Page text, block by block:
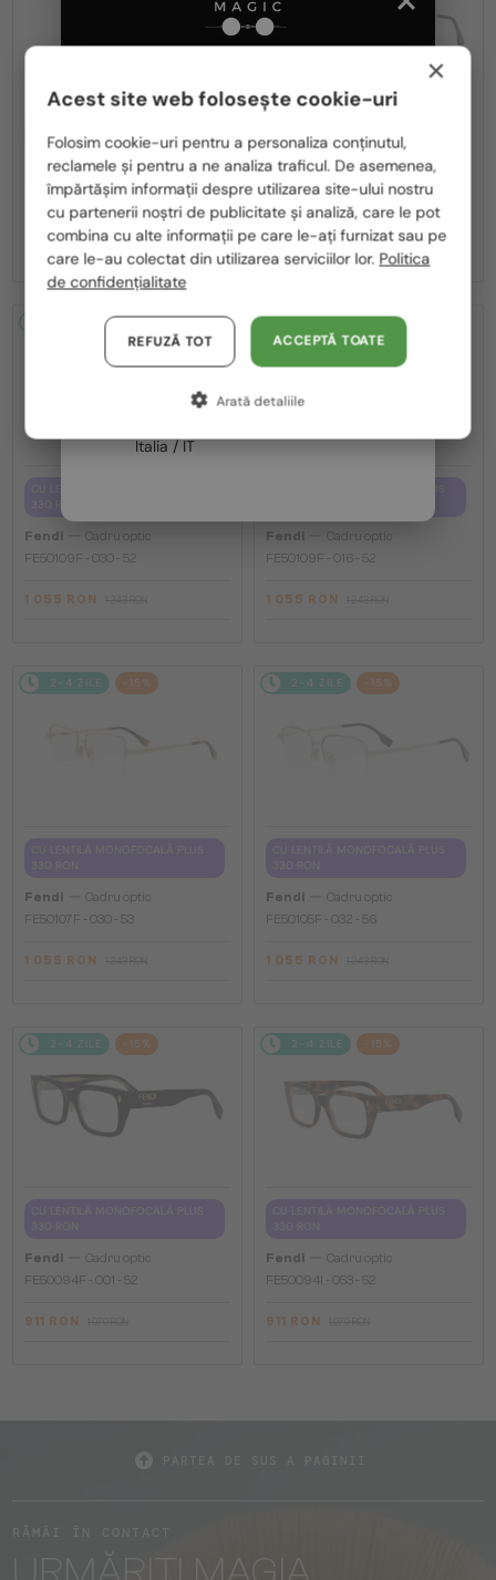
330 RON
Fendi—Cadru optic
FE50100I - 001 - 53
1 055 RON 1 243 RON
330 RON
Fendi—Cadru optic
FE50110F - 030 - 54
1 055 RON 1 243 RON
-15%
Fendi
Cadru optic
FE50109F - 030 - 52
1 055 RON
2-4 ZILE -15%
Fendi
Cadru optic
FE50109F - 016 - 52
1 055 RON
2-4 ZILE -15%
Fendi
Cadru optic
FE50107F - 030 - 53
1 055 RON
2-4 ZILE -15%
Fendi
Cadru optic
FE50105F - 032 - 56
1 055 RON
2-4 ZILE -15%
Fendi
Cadru optic
FE50094F - 001 - 52
911 RON
2-4 ZILE -15%
Fendi
Cadru optic
FE50094I - 053 - 52
911 RON
România / RO
Polska / PL
Magyarország / HU
United Arab Emirates / EN
Austria / AT
Germania / DE
Franța / FR
Italia / IT
×
Acest site web folosește cookie-uri
Folosim cookie-uri pentru a personaliza conținutul,
reclamele și pentru a ne analiza traficul. De asemenea,
împărtășim informații despre utilizarea site-ului nostru
cu partenerii noștri de publicitate și analiză, care le pot
combina cu alte informații pe care le-ați furnizat sau pe
care le-au colectat din utilizarea serviciilor lor. Politica
de confidențialitate
ACCEPTĂ TOATE
REFUZĂ TOT
Arată detaliile